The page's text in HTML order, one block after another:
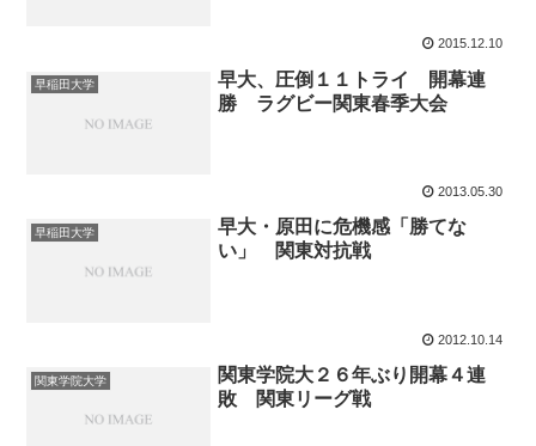
2015.12.10
早稲田大学
早大、圧倒１１トライ 開幕連
勝 ラグビー関東春季大会
2013.05.30
早稲田大学
早大・原田に危機感「勝てな
い」 関東対抗戦
2012.10.14
関東学院大学
関東学院大２６年ぶり開幕４連
敗 関東リーグ戦